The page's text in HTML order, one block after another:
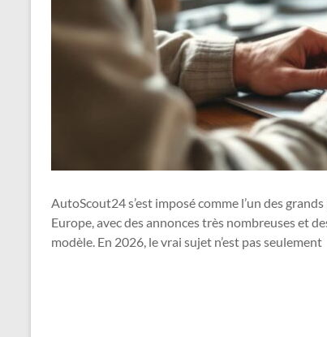
AutoScout24 s’est imposé comme l’un des
Europe, avec des annonces très nombreuses et
modèle. En 2026, le vrai sujet n’est pas seulement